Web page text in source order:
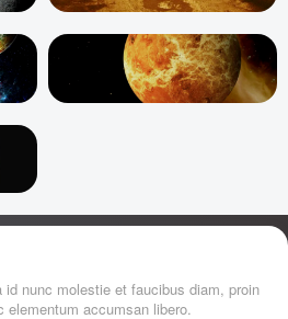
nunc molestie et faucibus diam, proin
accumsan libero.